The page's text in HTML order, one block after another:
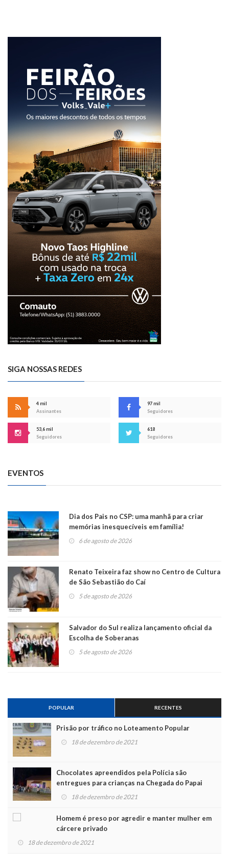
SIGA NOSSAS REDES
4 mil
Assinantes
97 mil
Seguidores
53,6 mil
Seguidores
618
Seguidores
EVENTOS
Dia dos Pais no CSP: uma manhã para criar
memórias inesquecíveis em família!
6 de agosto de 2026
Renato Teixeira faz show no Centro de Cultura
de São Sebastião do Caí
5 de agosto de 2026
Salvador do Sul realiza lançamento oficial da
Escolha de Soberanas
5 de agosto de 2026
POPULAR RECENTES
Prisão por tráfico no Loteamento Popular
18 de dezembro de 2021
Chocolates apreendidos pela Polícia são
entregues para crianças na Chegada do Papai
Noel
18 de dezembro de 2021
Homem é preso por agredir e manter mulher em
cárcere privado
18 de dezembro de 2021